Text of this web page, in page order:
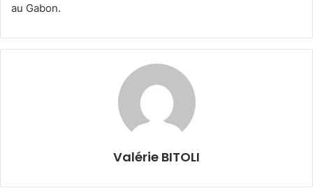
au Gabon.
Valérie BITOLI